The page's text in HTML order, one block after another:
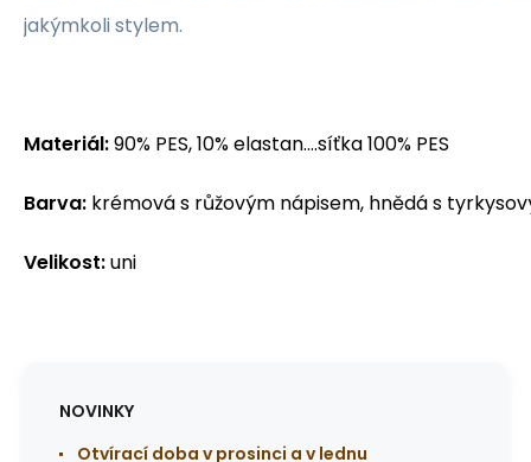
jakýmkoli stylem.
Materiál:90% PES, 10% elastan....síťka 100% PES
Barva: krémová s růžovým nápisem, hnědá s
Velikost:uni
NOVINKY
Otvírací doba v prosinci a v lednu